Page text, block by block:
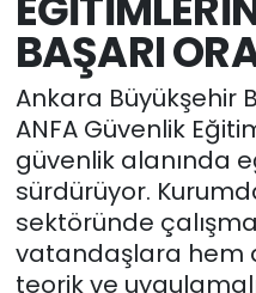
BAŞARI
Ankara Büyükşehir
ANFA Güvenlik
güvenlik alanında
sürdürüyor.
sektöründe
vatandaşlara hem
teorik ve
Haber Arşivi